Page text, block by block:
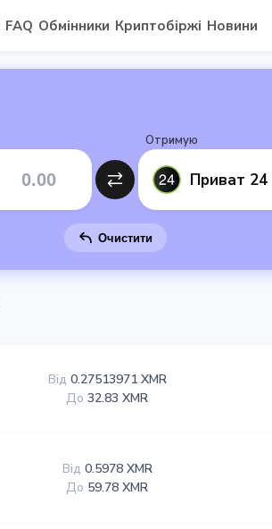
FAQ Обмінники Криптобіржі Новини
Отримую
Приват 24
Очистити
Від 0.27513971 XMR
До 32.83 XMR
Від 0.5978 XMR
До 59.78 XMR